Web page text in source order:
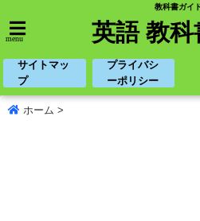
教科書ガイ
menu 英語 教科
サイトマッ
プ
プライバシ
ーポリシー
ホーム >